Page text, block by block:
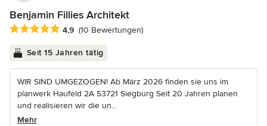
Benjamin Fillies Architekt
Durchschnittliche Bewertung: 4.9 von 5 Sternen
4,9 (10 Bewertungen)
Seit 15 Jahren tätig
WIR SIND UMGEZOGEN! Ab März 2026 finden sie uns im
planwerk Haufeld 2A 53721 Siegburg Seit 20 Jahren planen
und realisieren wir die un...
Mehr